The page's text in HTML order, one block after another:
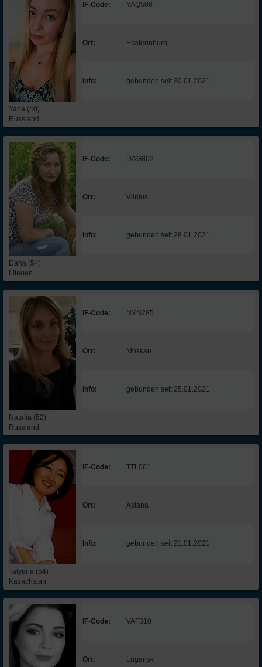
Yana (40)
Russland
IF-Code: YAQ508
Ort: Ekaterinburg
Info: gebunden seit 30.01.2021
Dana (54)
Litauen
IF-Code: DAG802
Ort: Vilnius
Info: gebunden seit 28.01.2021
Natalia (52)
Russland
IF-Code: NYN285
Ort: Moskau
Info: gebunden seit 25.01.2021
Tatyana (54)
Kasachstan
IF-Code: TTL001
Ort: Astana
Info: gebunden seit 21.01.2021
IF-Code: VAF310
Ort: Lugansk